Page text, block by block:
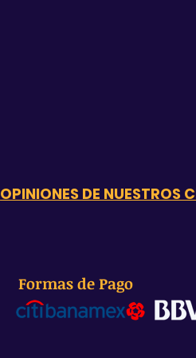
OPINIONES DE NUESTROS
Formas de Pago